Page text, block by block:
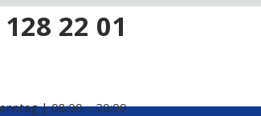
22 01
| 08:00 – 20:00